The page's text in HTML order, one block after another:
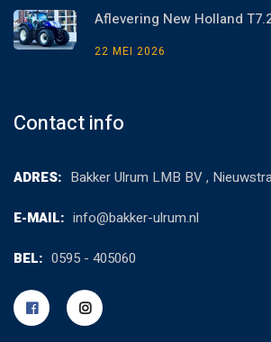
Aflevering New Holland
22 MEI 2026
Contact info
ADRES: Bakker Ulrum LMB BV ,
E-MAIL: info@bakker-ulrum.nl
BEL: 0595 - 405060